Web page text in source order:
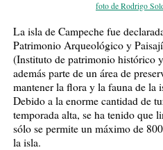
foto de Rodrigo
La isla de Campeche fue
Patrimonio Arqueológico y
(Instituto de patrimonio histórico
además parte de un área de
mantener la flora y la fauna de la
Debido a la enorme cantidad de
temporada alta, se ha tenido que
sólo se permite un máximo de
la isla.